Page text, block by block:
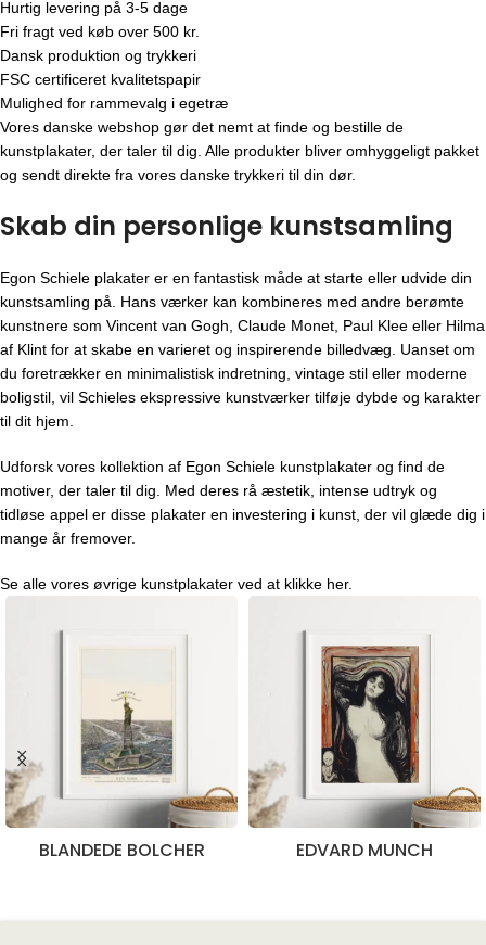
Hurtig levering på 3-5 dage
Fri fragt ved køb over 500 kr.
Dansk produktion og trykkeri
FSC certificeret kvalitetspapir
Mulighed for rammevalg i egetræ
Vores danske webshop gør det nemt at finde og bestille de
kunstplakater, der taler til dig. Alle produkter bliver omhyggeligt pakket
og sendt direkte fra vores danske trykkeri til din dør.
Skab din personlige kunstsamling
Egon Schiele plakater er en fantastisk måde at starte eller udvide din
kunstsamling på. Hans værker kan kombineres med andre berømte
kunstnere som Vincent van Gogh, Claude Monet, Paul Klee eller Hilma
af Klint for at skabe en varieret og inspirerende billedvæg. Uanset om
du foretrækker en minimalistisk indretning, vintage stil eller moderne
boligstil, vil Schieles ekspressive kunstværker tilføje dybde og karakter
til dit hjem.
Udforsk vores kollektion af Egon Schiele kunstplakater og find de
motiver, der taler til dig. Med deres rå æstetik, intense udtryk og
tidløse appel er disse plakater en investering i kunst, der vil glæde dig i
mange år fremover.
Se alle vores øvrige kunstplakater ved at klikke her.
BLANDEDE BOLCHER EDVARD MUNCH